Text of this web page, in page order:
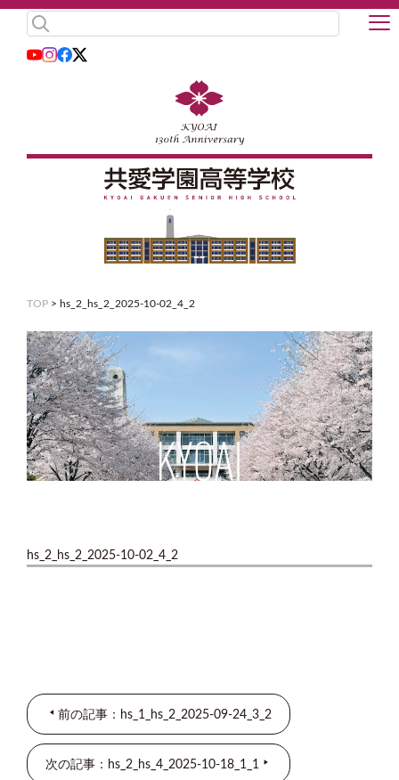
TOP > hs_2_hs_2_2025-10-02_4_2
hs_2_hs_2_2025-10-02_4_2
前の記事：hs_1_hs_2_2025-09-24_3_2
次の記事：hs_2_hs_4_2025-10-18_1_1